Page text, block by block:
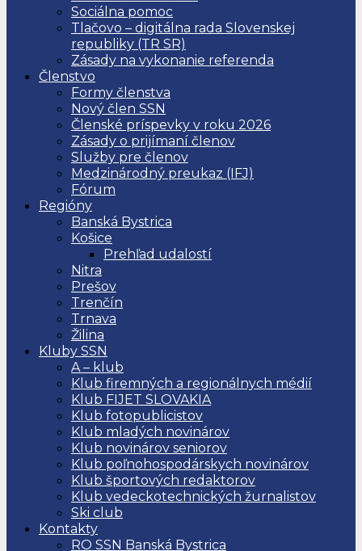
Sociálna pomoc
Tlačovo – digitálna rada Slovenskej
republiky (TR SR)
Zásady na vykonanie referenda
Členstvo
Formy členstva
Nový člen SSN
Členské príspevky v roku 2026
Zásady o prijímaní členov
Služby pre členov
Medzinárodný preukaz (IFJ)
Fórum
Regióny
Banská Bystrica
Košice
Prehľad udalostí
Nitra
Prešov
Trenčín
Trnava
Žilina
Kluby SSN
A – klub
Klub firemných a regionálnych médií
Klub FIJET SLOVAKIA
Klub fotopublicistov
Klub mladých novinárov
Klub novinárov seniorov
Klub poľnohospodárskych novinárov
Klub športových redaktorov
Klub vedeckotechnických žurnalistov
Ski club
Kontakty
RO SSN Banská Bystrica